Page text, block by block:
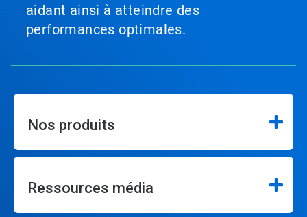
aidant ainsi à atteindre des
performances optimales.
Nos produits
Ressources média